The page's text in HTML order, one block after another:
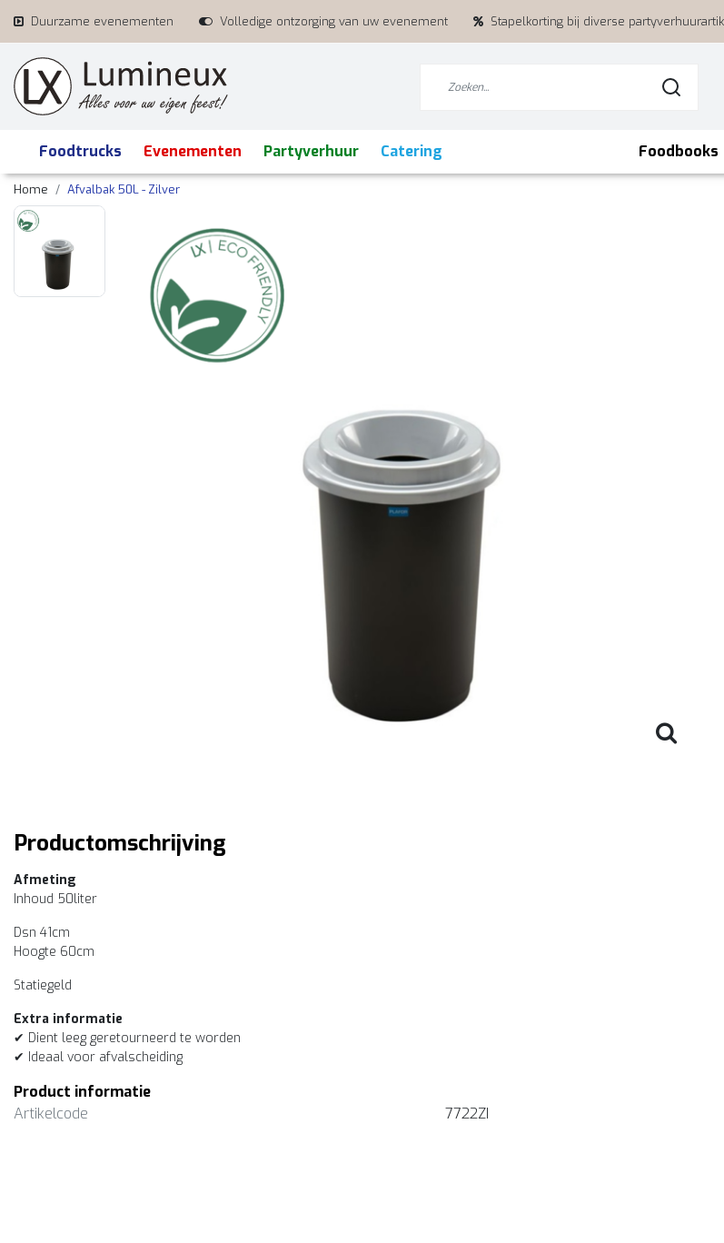
Duurzame evenementen Volledige ontzorging van uw evenement Stapelkorting bij diverse
Foodtrucks Evenementen Partyverhuur Catering Foodbooks
Home Afvalbak 50L - Zilver
Productomschrijving
Afmeting
Inhoud 50liter
Dsn 41cm
Hoogte 60cm
Statiegeld
Extra informatie
✔ Dient leeg geretourneerd te worden
✔ Ideaal voor afvalscheiding
Product informatie
Artikelcode
7722ZI